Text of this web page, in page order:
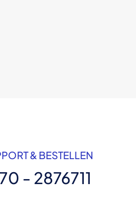
& BESTELLEN
- 2876711